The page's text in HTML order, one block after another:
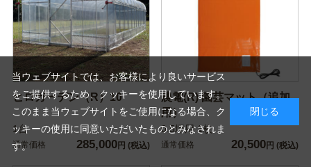
ヒロガーデン（R）10
1台
通常価格 285,000円 (税込)
農電(R) 園芸マット（追加
用）
0.5坪用 1枚
通常価格 20,500円 (税込)
当ウェブサイトでは、お客様により良いサービス
をご提供するため、クッキーを使用しています。
このまま当ウェブサイトをご使用になる場合、ク
ッキーの使用に同意いただいたものとみなされま
す。
閉じる